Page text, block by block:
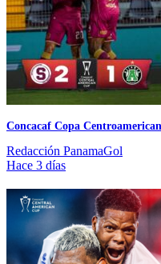
Concacaf Copa
Redacción PanamaGol
Hace 3 días